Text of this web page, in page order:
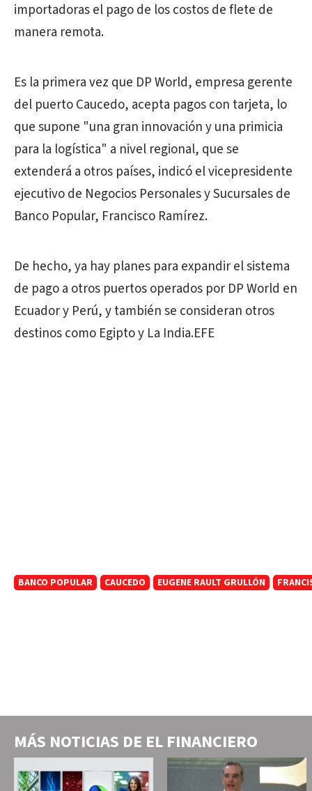
importadoras el pago de los costos de flete de
manera remota.
Es la primera vez que DP World, empresa gerente
del puerto Caucedo, acepta pagos con tarjeta, lo
que supone "una gran innovación y una primicia
para la logística" a nivel regional, que se
extenderá a otros países, indicó el vicepresidente
ejecutivo de Negocios Personales y Sucursales de
Banco Popular, Francisco Ramírez.
De hecho, ya hay planes para expandir el sistema
de pago a otros puertos operados por DP World en
Ecuador y Perú, y también se consideran otros
destinos como Egipto y La India.EFE
BANCO POPULAR CAUCEDO EUGENE RAULT GRULLÓN
MÁS NOTICIAS DE EL FINANCIERO